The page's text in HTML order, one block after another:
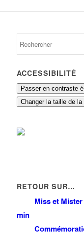
ACCESSIBILITÉ
Passer en contraste
Changer la taille de la
RETOUR SUR…
Miss et
min